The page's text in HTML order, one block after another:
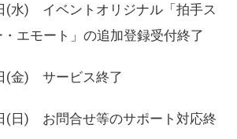
(水) イベントオリジナル「拍手ス
エモート」の追加登録受付終了
(金) サービス終了
(日) お問合せ等のサポート対応終